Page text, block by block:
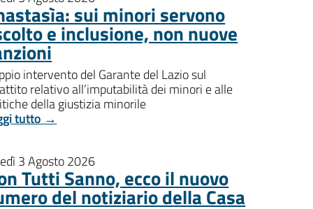
sui minori servono
e inclusione, non nuove
intervento del Garante del Lazio sul
relativo all’imputabilità dei minori e alle
della giustizia minorile
tutto →
3 Agosto 2026
Tutti Sanno, ecco il nuovo
del notiziario della Casa